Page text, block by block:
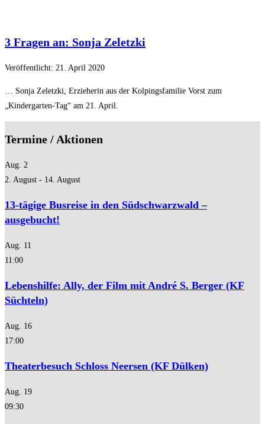
3 Fragen an: Sonja Zeletzki
Veröffentlicht: 21. April 2020
… Sonja Zeletzki, Erzieherin aus der Kolpingsfamilie Vorst zum
„Kindergarten-Tag“ am 21. April.
Termine / Aktionen
Aug. 2
2. August - 14. August
13-tägige Busreise in den Südschwarzwald –
ausgebucht!
Aug. 11
11:00
Lebenshilfe: Ally, der Film mit André S. Berger (KF
Süchteln)
Aug. 16
17:00
Theaterbesuch Schloss Neersen (KF Dülken)
Aug. 19
09:30